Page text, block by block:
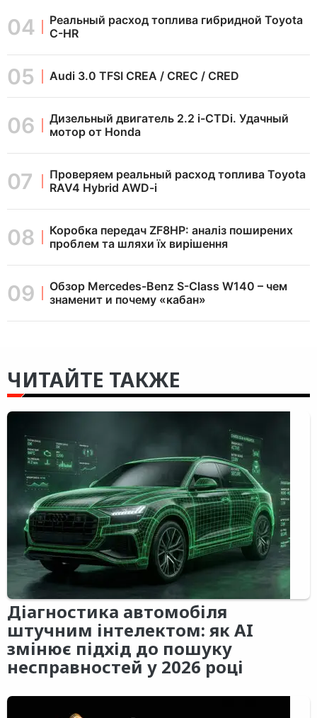
Реальный расход топлива гибридной Toyota
C-HR
Audi 3.0 TFSI CREA / CREC / CRED
Дизельный двигатель 2.2 i-CTDi. Удачный
мотор от Honda
Проверяем реальный расход топлива Toyota
RAV4 Hybrid AWD-i
Коробка передач ZF8HP: аналіз поширених
проблем та шляхи їх вирішення
Обзор Mercedes-Benz S-Class W140 – чем
знаменит и почему «кабан»
ЧИТАЙТЕ ТАКЖЕ
Діагностика автомобіля
штучним інтелектом: як AI
змінює підхід до пошуку
несправностей у 2026 році